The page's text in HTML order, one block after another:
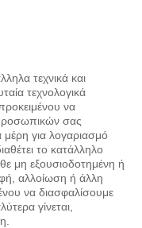
τεχνικά και
τεχνολογικά
να
σας
μέρη για λογαριασμό
το κατάλληλο
μη εξουσιοδοτημένη ή
αλλοίωση ή άλλη
να διασφαλίσουμε
γίνεται,